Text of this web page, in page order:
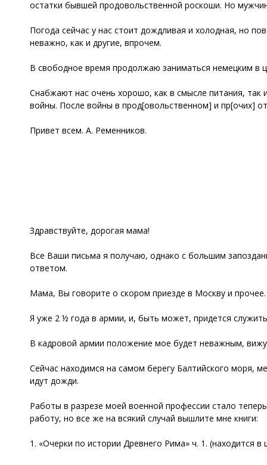
остатки бывшей продовольственной роскоши. Но
Погода сейчас у нас стоит дождливая и холодная, но
неважно, как и другие, впрочем.
В свободное время продолжаю заниматься немецким в
Снабжают нас очень хорошо, как в смысле питания, так
войны. После войны в прод[овольственном] и пр[очих]
Привет всем. А. Ременников.
Здравствуйте, дорогая мама!
Все Ваши письма я получаю, однако с большим
ответом.
Мама, Вы говорите о скором приезде в Москву и
Я уже 2 ½ года в армии, и, быть может, придется
В кадровой армии положение мое будет неважным,
Сейчас находимся на самом берегу Балтийского моря,
идут дожди.
Работы в разрезе моей военной профессии стало
работу, но все же на всякий случай вышлите мне книги:
1. «Очерки по истории Древнего Рима» ч. 1. (находится в